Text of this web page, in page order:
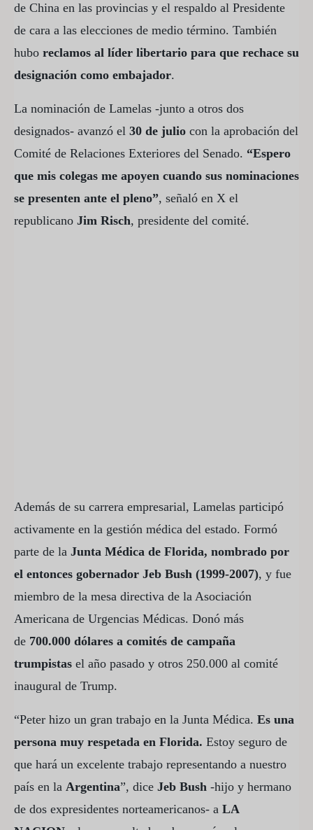
de China en las provincias y el respaldo al Presidente
de cara a las elecciones de medio término. También
hubo reclamos al líder libertario para que rechace su
designación como embajador.
La nominación de Lamelas -junto a otros dos
designados- avanzó el 30 de julio con la aprobación del
Comité de Relaciones Exteriores del Senado. “Espero
que mis colegas me apoyen cuando sus nominaciones
se presenten ante el pleno”, señaló en X el
republicano Jim Risch, presidente del comité.
Además de su carrera empresarial, Lamelas participó
activamente en la gestión médica del estado. Formó
parte de la Junta Médica de Florida, nombrado por
el entonces gobernador Jeb Bush (1999-2007), y fue
miembro de la mesa directiva de la Asociación
Americana de Urgencias Médicas. Donó más
de 700.000 dólares a comités de campaña
trumpistas el año pasado y otros 250.000 al comité
inaugural de Trump.
“Peter hizo un gran trabajo en la Junta Médica. Es una
persona muy respetada en Florida. Estoy seguro de
que hará un excelente trabajo representando a nuestro
país en la Argentina”, dice Jeb Bush -hijo y hermano
de dos expresidentes norteamericanos- a LA